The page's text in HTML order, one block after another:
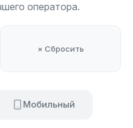
оператора.
× Сбросить
Мобильный